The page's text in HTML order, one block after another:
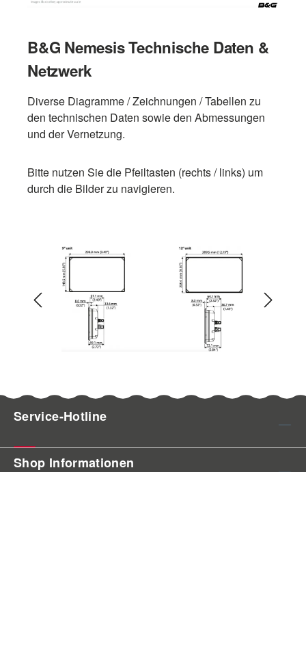
B&G Nemesis Technische Daten &
Netzwerk
Diverse Diagramme / Zeichnungen / Tabellen zu
den technischen Daten sowie den Abmessungen
und der Vernetzung.
Bitte nutzen Sie die Pfeiltasten (rechts / links) um
durch die Bilder zu navigieren.
Bildergalerie überspringen
Service-Hotline
Shop Informationen